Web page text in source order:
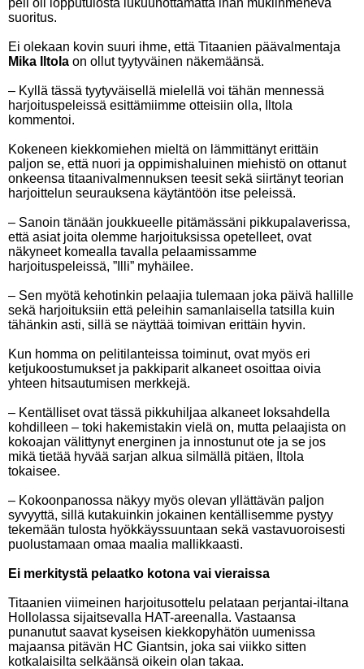
peli oli lopputulosta lukuunottamatta ihan mukiinmenevä
suoritus.
Ei olekaan kovin suuri ihme, että Titaanien päävalmentaja
Mika Iltola on ollut tyytyväinen näkemäänsä.
– Kyllä tässä tyytyväisellä mielellä voi tähän mennessä
harjoituspeleissä esittämiimme otteisiin olla, Iltola
kommentoi.
Kokeneen kiekkomiehen mieltä on lämmittänyt erittäin
paljon se, että nuori ja oppimishaluinen miehistö on ottanut
onkeensa titaanivalmennuksen teesit sekä siirtänyt teorian
harjoittelun seurauksena käytäntöön itse peleissä.
– Sanoin tänään joukkueelle pitämässäni pikkupalaverissa,
että asiat joita olemme harjoituksissa opetelleet, ovat
näkyneet komealla tavalla pelaamissamme
harjoituspeleissä, ”Illi” myhäilee.
– Sen myötä kehotinkin pelaajia tulemaan joka päivä hallille
sekä harjoituksiin että peleihin samanlaisella tatsilla kuin
tähänkin asti, sillä se näyttää toimivan erittäin hyvin.
Kun homma on pelitilanteissa toiminut, ovat myös eri
ketjukoostumukset ja pakkiparit alkaneet osoittaa oivia
yhteen hitsautumisen merkkejä.
– Kentälliset ovat tässä pikkuhiljaa alkaneet loksahdella
kohdilleen – toki hakemistakin vielä on, mutta pelaajista on
kokoajan välittynyt energinen ja innostunut ote ja se jos
mikä tietää hyvää sarjan alkua silmällä pitäen, Iltola
tokaisee.
– Kokoonpanossa näkyy myös olevan yllättävän paljon
syvyyttä, sillä kutakuinkin jokainen kentällisemme pystyy
tekemään tulosta hyökkäyssuuntaan sekä vastavuoroisesti
puolustamaan omaa maalia mallikkaasti.
Ei merkitystä pelaatko kotona vai vieraissa
Titaanien viimeinen harjoitusottelu pelataan perjantai-iltana
Hollolassa sijaitsevalla HAT-areenalla. Vastaansa
punanutut saavat kyseisen kiekkopyhätön uumenissa
majaansa pitävän HC Giantsin, joka sai viikko sitten
kotkalaisilta selkäänsä oikein olan takaa.